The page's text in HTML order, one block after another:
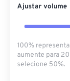
Ajustar volume
100%
aumente para
selecione 50%.